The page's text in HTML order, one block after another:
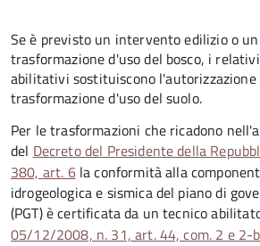
Se è previsto un intervento edilizio o
trasformazione d'uso del bosco, i
abilitativi sostituiscono l'autorizzazione
trasformazione d'uso del suolo.
Per le trasformazioni che ricadono
del Decreto del Presidente della
380, art. 6la conformità alla
idrogeologica e sismica del piano di
(PGT) è certificata da un tecnico
05/12/2008, n. 31, art. 44, com. 2 e 2-